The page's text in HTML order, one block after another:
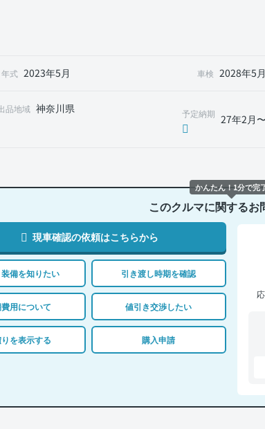
年式 2023年5月 車検 2028年5月
品地域 神奈川県 予定納期 27年2月
このクルマに関するお
現車確認の依頼はこちらから
備を知りたい 引き渡し時期を確認
用について 値引き交渉したい
りを表示する 購入申請
かんたん！1分で完